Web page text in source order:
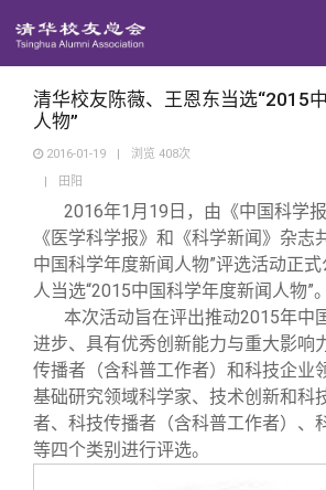
地区联络
年级联络
院系校友工作
专业委员会
兴趣群体
西南联大校友会
回馈母校
捐赠项目
捐赠新闻
捐赠纪事
捐赠方法
义工计划
媒体平台
《清华校友通讯》
《水木清华》
我要订阅
新媒体平台
百年清华
清华人物
清华故事
青春风采
校友服务
终身学习
信息化服务
校友总会
总会简介
关闭
清华校友陈薇、王恩东当选“2015
人物”
2016-01-19 | 浏览 408次
|
田阳
2016年1月19日，由《中国科学报
《医学科学报》和《科学新闻》杂志
中国科学年度新闻人物”评选活动正
人当选“2015中国科学年度新闻人物”。
本次活动旨在评出推动2015年中
进步、具有优秀创新能力与重大影响
传播者（含科普工作者）和科技企业
基础研究领域科学家、技术创新和科
者、科技传播者（含科普工作者）、
等四个类别进行评选。